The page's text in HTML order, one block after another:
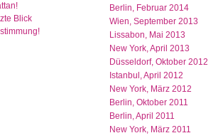
Blick
Berlin, Februar 2014
Wien, September 2013
Lissabon, Mai 2013
New York, April 2013
Düsseldorf, Oktober 2012
Istanbul, April 2012
New York, März 2012
Berlin, Oktober 2011
Berlin, April 2011
New York, März 2011